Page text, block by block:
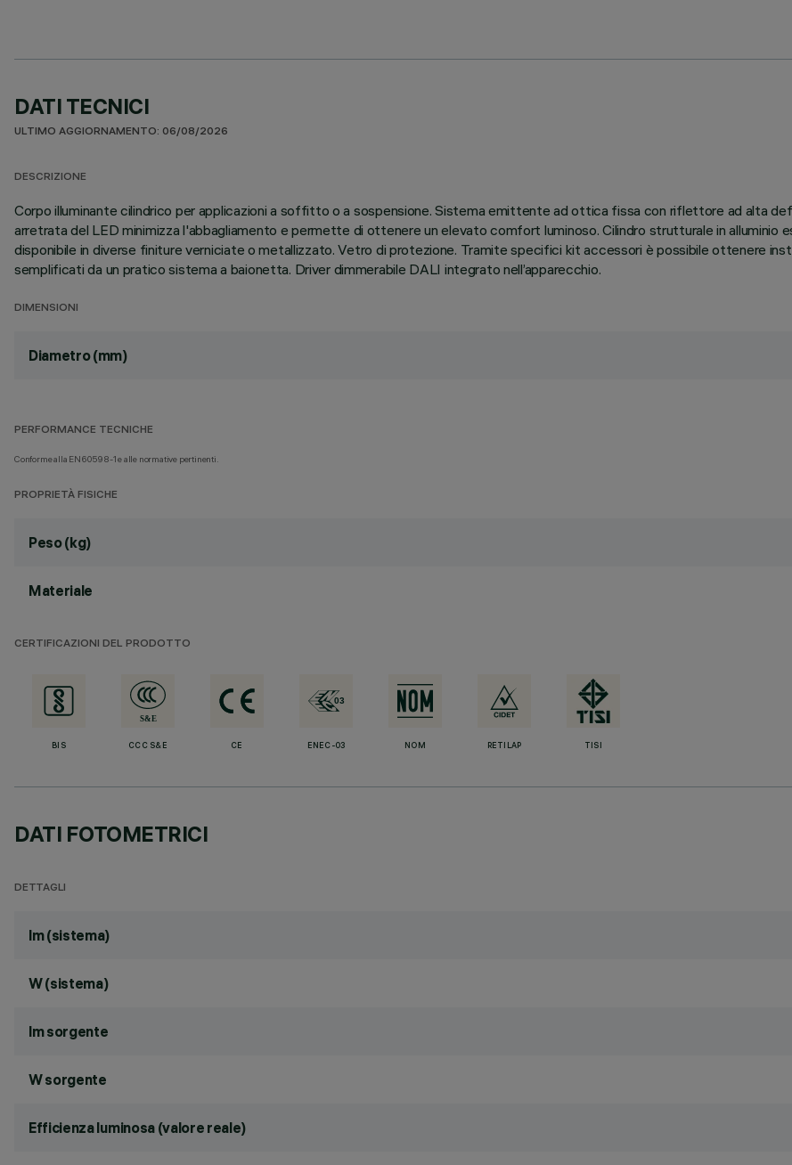
DATI TECNICI
ULTIMO AGGIORNAMENTO: 06/08/2026
DESCRIZIONE
Corpo illuminante cilindrico per applicazioni a soffitto o a sospensione. Sistema emittente ad ottica fissa con riflettore ad alta
arretrata del LED minimizza l'abbagliamento e permette di ottenere un elevato comfort luminoso. Cilindro strutturale in alluminio
disponibile in diverse finiture verniciate o metallizzato. Vetro di protezione. Tramite specifici kit accessori è possibile ottenere
semplificati da un pratico sistema a baionetta. Driver dimmerabile DALI integrato nell’apparecchio.
DIMENSIONI
Diametro (mm)
PERFORMANCE TECNICHE
Conforme alla EN60598-1 e alle normative pertinenti.
PROPRIETÀ FISICHE
Peso (kg)
Materiale
CERTIFICAZIONI DEL PRODOTTO
BIS CCC S&E CE ENEC-03 NOM RETILAP TISI
DATI FOTOMETRICI
DETTAGLI
lm (sistema)
W (sistema)
lm sorgente
W sorgente
Efficienza luminosa (valore reale)